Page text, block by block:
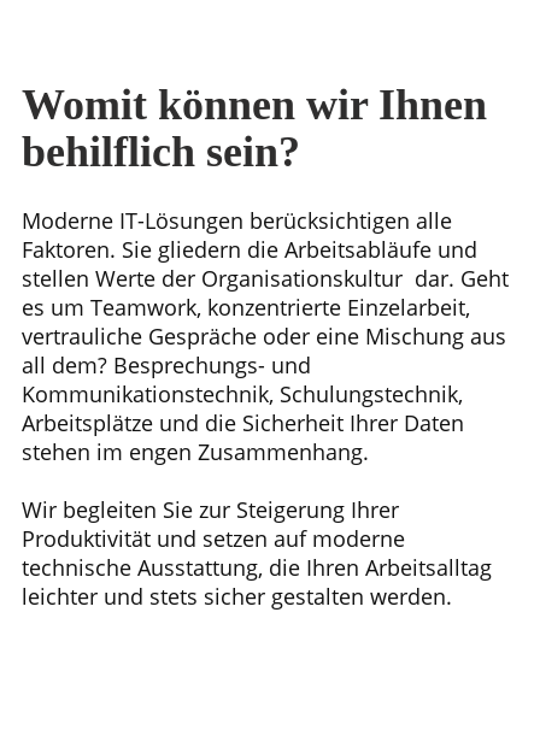
Womit können wir Ihnen
behilflich sein?
Moderne IT-Lösungen berücksichtigen alle
Faktoren. Sie gliedern die Arbeitsabläufe und
stellen Werte der Organisationskultur dar. Geht
es um Teamwork, konzentrierte Einzelarbeit,
vertrauliche Gespräche oder eine Mischung aus
all dem? Besprechungs- und
Kommunikationstechnik, Schulungstechnik,
Arbeitsplätze und die Sicherheit Ihrer Daten
stehen im engen Zusammenhang.
Wir begleiten Sie zur Steigerung Ihrer
Produktivität und setzen auf moderne
technische Ausstattung, die Ihren Arbeitsalltag
leichter und stets sicher gestalten werden.